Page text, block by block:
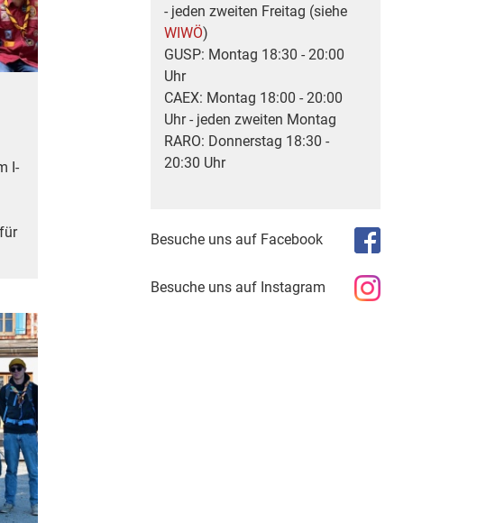
I-
- jeden zweiten Freitag (siehe
WIWÖ)
GUSP: Montag 18:30 - 20:00
Uhr
CAEX: Montag 18:00 - 20:00
Uhr - jeden zweiten Montag
RARO: Donnerstag 18:30 -
20:30 Uhr
Besuche uns auf Facebook
Besuche uns auf Instagram